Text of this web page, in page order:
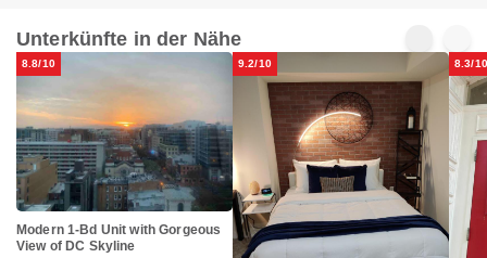
Unterkünfte in der Nähe
8.8/10
Modern 1-Bd Unit with Gorgeous
View of DC Skyline
9.2/10 8.3/10